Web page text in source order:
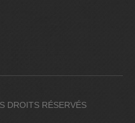
DROITS RÉSERVÉS